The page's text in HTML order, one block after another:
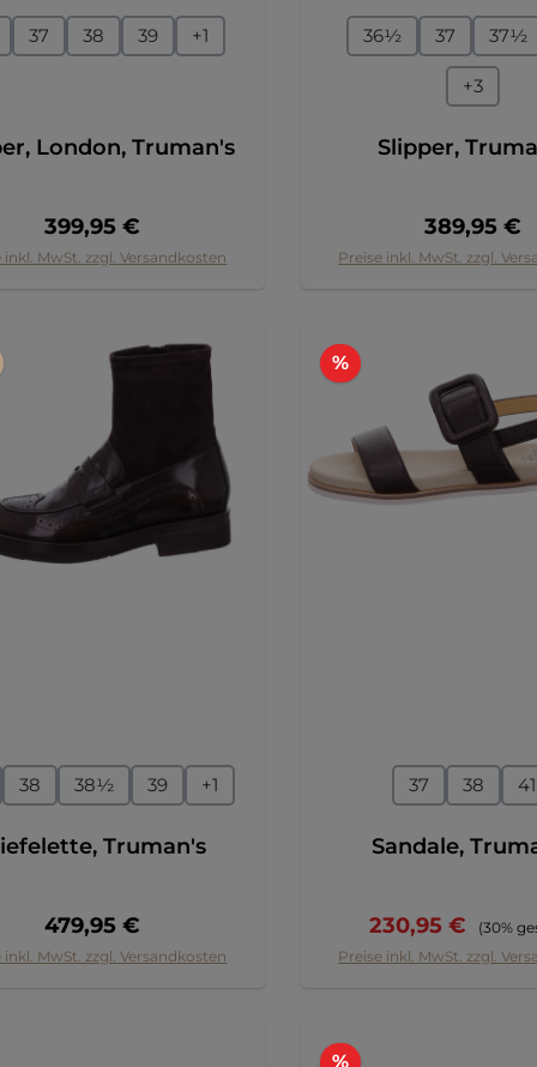
auswählen
37 38 39 +1
London, Truman's
Regulärer Preis:
399,95 €
inkl. MwSt. zzgl. Versandkosten
Größe
36½ 37 37½
+3
Slipper,
Regulärer
389,95 €
Preise inkl. MwSt. zzgl.
auswählen
38 38½ 39 +1
Truman's
Regulärer Preis:
479,95 €
inkl. MwSt. zzgl. Versandkosten
%Rabatt
37 38 41
Sandale,
Verkaufspreis:
230,95 €
(30%
Preise inkl. MwSt. zzgl.
%Rabatt